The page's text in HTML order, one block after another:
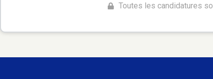
Toutes les candidatures